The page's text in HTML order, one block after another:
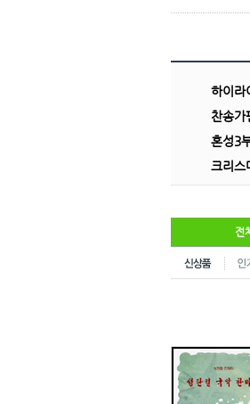
하이라
찬송가
혼성3
크리스
전